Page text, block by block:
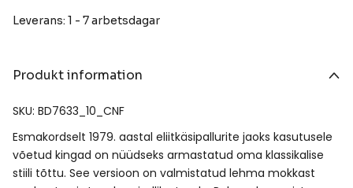
Leverans: 1 - 7 arbetsdagar
Produkt information
SKU: BD7633_10_CNF
Esmakordselt 1979. aastal eliitkäsipallurite jaoks kasutusele
võetud kingad on nüüdseks armastatud oma klassikalise
stiili tõttu. See versioon on valmistatud lehma mokkast